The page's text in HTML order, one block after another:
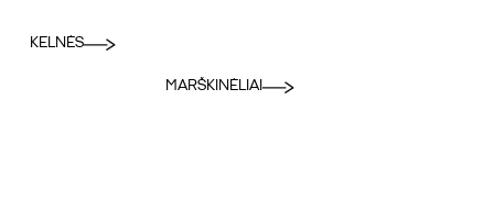
KELNĖS
MARŠKINĖLIAI